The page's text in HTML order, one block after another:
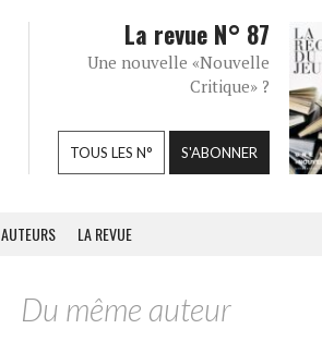
La revue N° 87
Une nouvelle «Nouvelle
Critique» ?
TOUS LES N° S'ABONNER
AUTEURS LA REVUE
Du même auteur